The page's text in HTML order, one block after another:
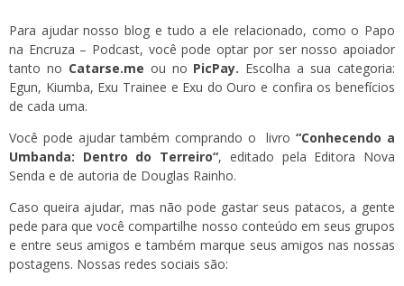
Para ajudar nosso blog e tudo a ele relacionado, como o Papo
na Encruza – Podcast, você pode optar por ser nosso apoiador
tanto no Catarse.me ou no PicPay. Escolha a sua categoria:
Egun, Kiumba, Exu Trainee e Exu do Ouro e confira os benefícios
de cada uma.
Você pode ajudar também comprando o livro“Conhecendo a
Umbanda: Dentro do Terreiro“, editado pela Editora Nova
Senda e de autoria de Douglas Rainho.
Caso queira ajudar, mas não pode gastar seus patacos, a gente
pede para que você compartilhe nosso conteúdo em seus grupos
e entre seus amigos e também marque seus amigos nas nossas
postagens. Nossas redes sociais são: